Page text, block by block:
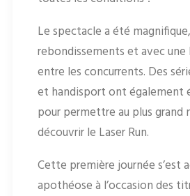
Le spectacle a été
rebondissements et avec
entre les concurrents. Des
et handisport ont également
pour permettre au plus grand
découvrir le Laser Run.
Cette première journée s’est
apothéose à l’occasion des